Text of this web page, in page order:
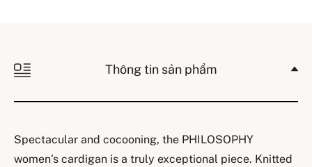
Thông tin sản phẩm
Spectacular and cocooning, the PHILOSOPHY
women’s cardigan is a truly exceptional piece. Knitted